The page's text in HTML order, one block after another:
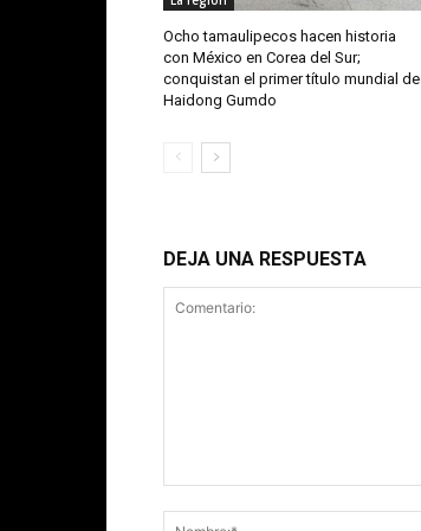
Ocho tamaulipecos hacen historia
con México en Corea del Sur;
conquistan el primer título mundial de
Haidong Gumdo
DEJA UNA RESPUESTA